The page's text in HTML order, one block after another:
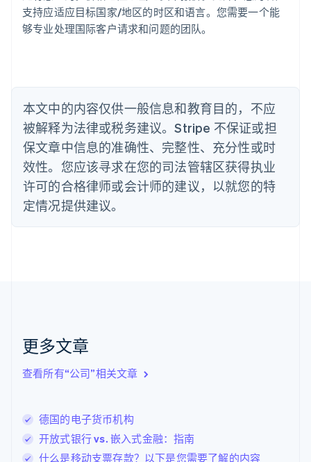
支持应适应目标国家/地区的时区和语言。您需要一个能
够专业处理国际客户请求和问题的团队。
本文中的内容仅供一般信息和教育目的，不应
被解释为法律或税务建议。Stripe 不保证或担
保文章中信息的准确性、完整性、充分性或时
效性。您应该寻求在您的司法管辖区获得执业
许可的合格律师或会计师的建议，以就您的特
定情况提供建议。
更多文章
查看所有“公司”相关文章
德国的电子货币机构
开放式银行 vs. 嵌入式金融：指南
什么是移动支票存款？以下是您需要了解的内容
PortuguêsEnglish
保加利亚
English
丹麦
English
德国
DeutschEnglish
法国
FrançaisEnglish
芬兰
EnglishSvenska
English
English
卢森堡
罗马尼亚
English